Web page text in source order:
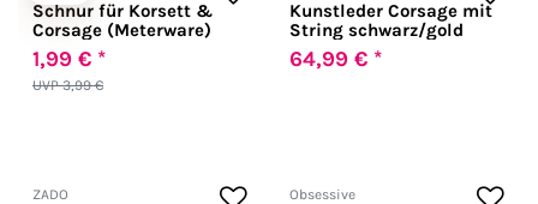
Schnur für Korsett &
Corsage (Meterware)
UVP 3,99 €
1,99 € *
Kunstleder Corsage mit
String schwarz/gold
64,99 € *
ZADO Obsessive